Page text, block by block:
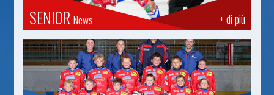
+ di più
SENIOR News